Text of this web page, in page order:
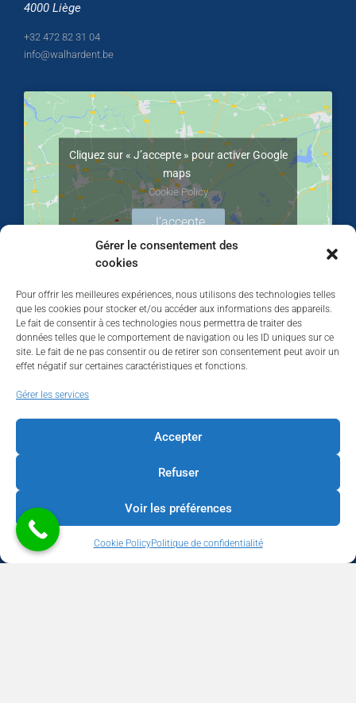
Gérer le consentement des
cookies
Pour offrir les meilleures expériences, nous utilisons des technologies telles
que les cookies pour stocker et/ou accéder aux informations des appareils.
Le fait de consentir à ces technologies nous permettra de traiter des
données telles que le comportement de navigation ou les ID uniques sur ce
site. Le fait de ne pas consentir ou de retirer son consentement peut avoir un
effet négatif sur certaines caractéristiques et fonctions.
Gérer les services
Accepter
Refuser
Voir les préférences
Cookie PolicyPolitique de confidentialité
4000 Liège
+32 472 82 31 04
info@walhardent.be
Cliquez sur « J’accepte » pour activer Google
maps
Cookie Policy
J’accepte
LES BÂTISSEURS DE LIÈGE
Par le Walhardent